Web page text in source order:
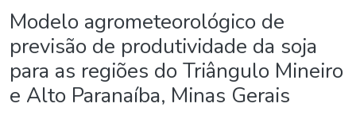
Modelo agrometeorológico de
previsão de produtividade da soja
para as regiões do Triângulo Mineiro
e Alto Paranaíba, Minas Gerais